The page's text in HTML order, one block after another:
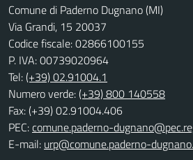
Comune di Paderno Dugnano (MI)
Via Grandi, 15 20037
Codice fiscale: 02866100155
P. IVA: 00739020964
Tel:(+39) 02.91004.1
Numero verde:(+39) 800 140558
Fax: (+39) 02.91004.406
PEC:comune.paderno-
E-mail: urp@comune.paderno-